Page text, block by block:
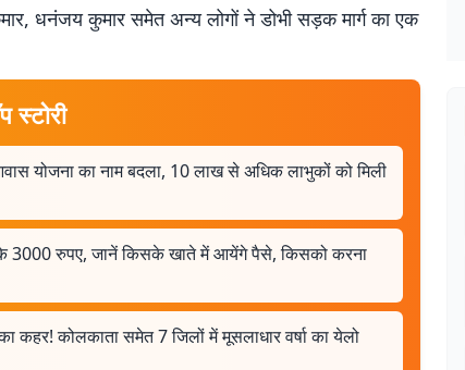
धनंजय कुमार समेत अन्य लोगों ने डोभी सड़क मार्ग का एक
स्टोरी
योजना का नाम बदला, 10 लाख से अधिक लाभुकों को मिली
के 3000 रुपए, जानें किसके खाते में आयेंगे पैसे, किसको करना
कहर! कोलकाता समेत 7 जिलों में मूसलाधार वर्षा का येलो